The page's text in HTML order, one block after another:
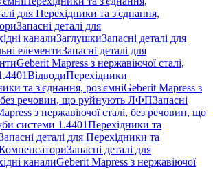
для Перехідники та з'єднання,
Запасні деталі для
каналиЗаглушкиЗапасні деталі для
елементиЗапасні деталі для
Geberit Mapress з нержавіючої сталі,
ВідводиПерехідники
та з'єднання, роз'ємніGeberit Mapress з
без речовин, що руйнують ЛФПЗапасні
з нержавіючої сталі, без речовин, що
системи 1.4401Перехідники та
деталі для Перехідники та
Запасні деталі для
каналиGeberit Mapress з нержавіючої